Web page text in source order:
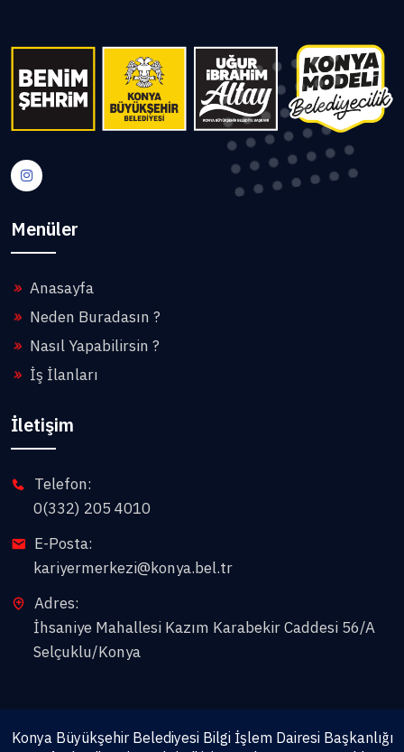
Menüler
Anasayfa
Neden Buradasın ?
Nasıl Yapabilirsin ?
İş İlanları
İletişim
Telefon:
0(332) 205 4010
E-Posta:
kariyermerkezi@konya.bel.tr
Adres:
İhsaniye Mahallesi Kazım Karabekir Caddesi 56/A
Selçuklu/Konya
Konya Büyükşehir Belediyesi Bilgi İşlem Dairesi Başkanlığı